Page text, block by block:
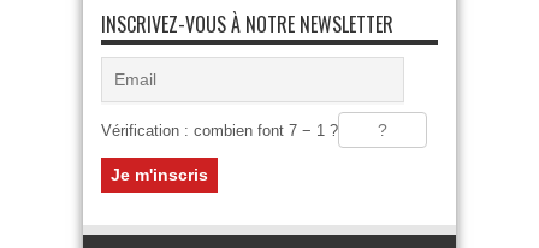
INSCRIVEZ-VOUS À NOTRE NEWSLETTER
Vérification : combien font 7 − 1 ?